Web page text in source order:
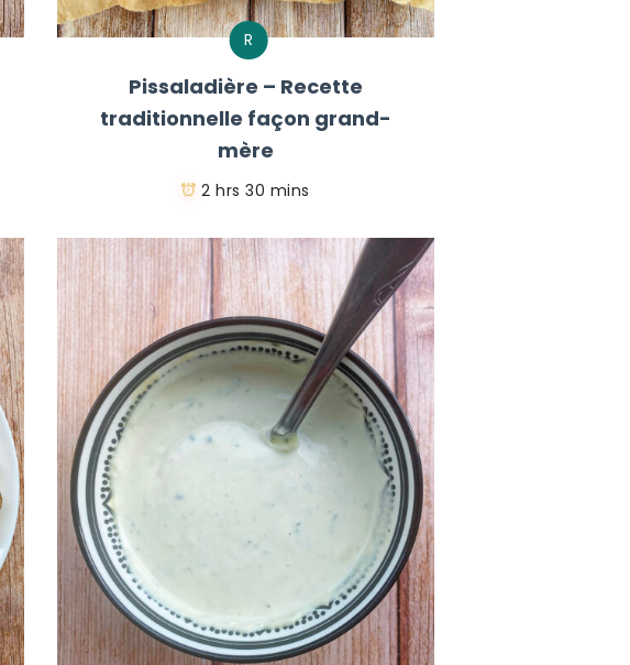
R
Pissaladière – Recette
traditionnelle façon grand-
mère
2 hrs 30 mins